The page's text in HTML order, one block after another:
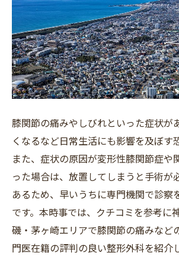
膝関節の痛みやしびれといった症状が
くなるなど日常生活にも影響を及ぼす
また、症状の原因が変形性膝関節症や
った場合は、放置してしまうと手術が
あるため、早いうちに専門機関で診察
です。本時事では、クチコミを参考に
磯・茅ヶ崎エリアで膝関節の痛みなど
門医在籍の評判の良い整形外科を紹介